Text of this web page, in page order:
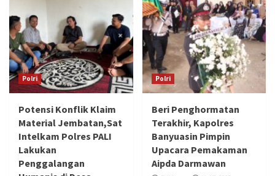
Polri
Potensi Konflik Klaim
Material Jembatan,Sat
Intelkam Polres PALI
Lakukan
Penggalangan
Polri
Beri Penghormatan
Terakhir, Kapolres
Banyuasin Pimpin
Upacara Pemakaman
Aipda Darmawan